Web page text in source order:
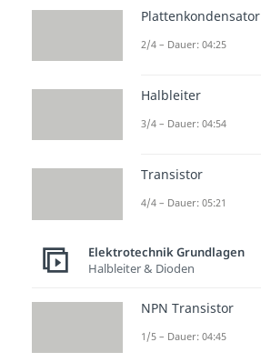
Plattenkondensator
2/4 – Dauer: 04:25
Halbleiter
3/4 – Dauer: 04:54
Transistor
4/4 – Dauer: 05:21
Elektrotechnik Grundlagen
Halbleiter & Dioden
NPN Transistor
1/5 – Dauer: 04:45